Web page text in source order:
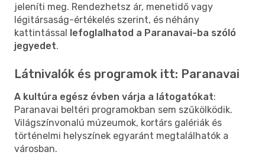
jeleníti meg. Rendezhetsz ár, menetidő vagy
légitársaság-értékelés szerint, és néhány
kattintással lefoglalhatod a Paranavai-ba szóló
jegyedet.
Látnivalók és programok itt: Paranavai
A kultúra egész évben várja a látogatókat:
Paranavai beltéri programokban sem szűkölködik.
Világszínvonalú múzeumok, kortárs galériák és
történelmi helyszínek egyaránt megtalálhatók a
városban.